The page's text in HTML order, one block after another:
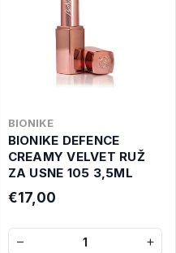
BIONIKE
BIONIKE DEFENCE
CREAMY VELVET RUŽ
ZA USNE 105 3,5ML
€17,00
− +